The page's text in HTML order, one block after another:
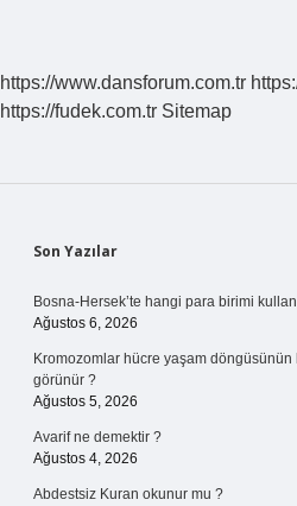
https://www.dansforum.com.tr
https://fudek.com.tr Sitemap
Sidebar
Son Yazılar
Bosna-Hersek’te hangi para birimi
Ağustos 6, 2026
Kromozomlar hücre yaşam
görünür ?
Ağustos 5, 2026
Avarif ne demektir ?
Ağustos 4, 2026
Abdestsiz Kuran okunur mu ?